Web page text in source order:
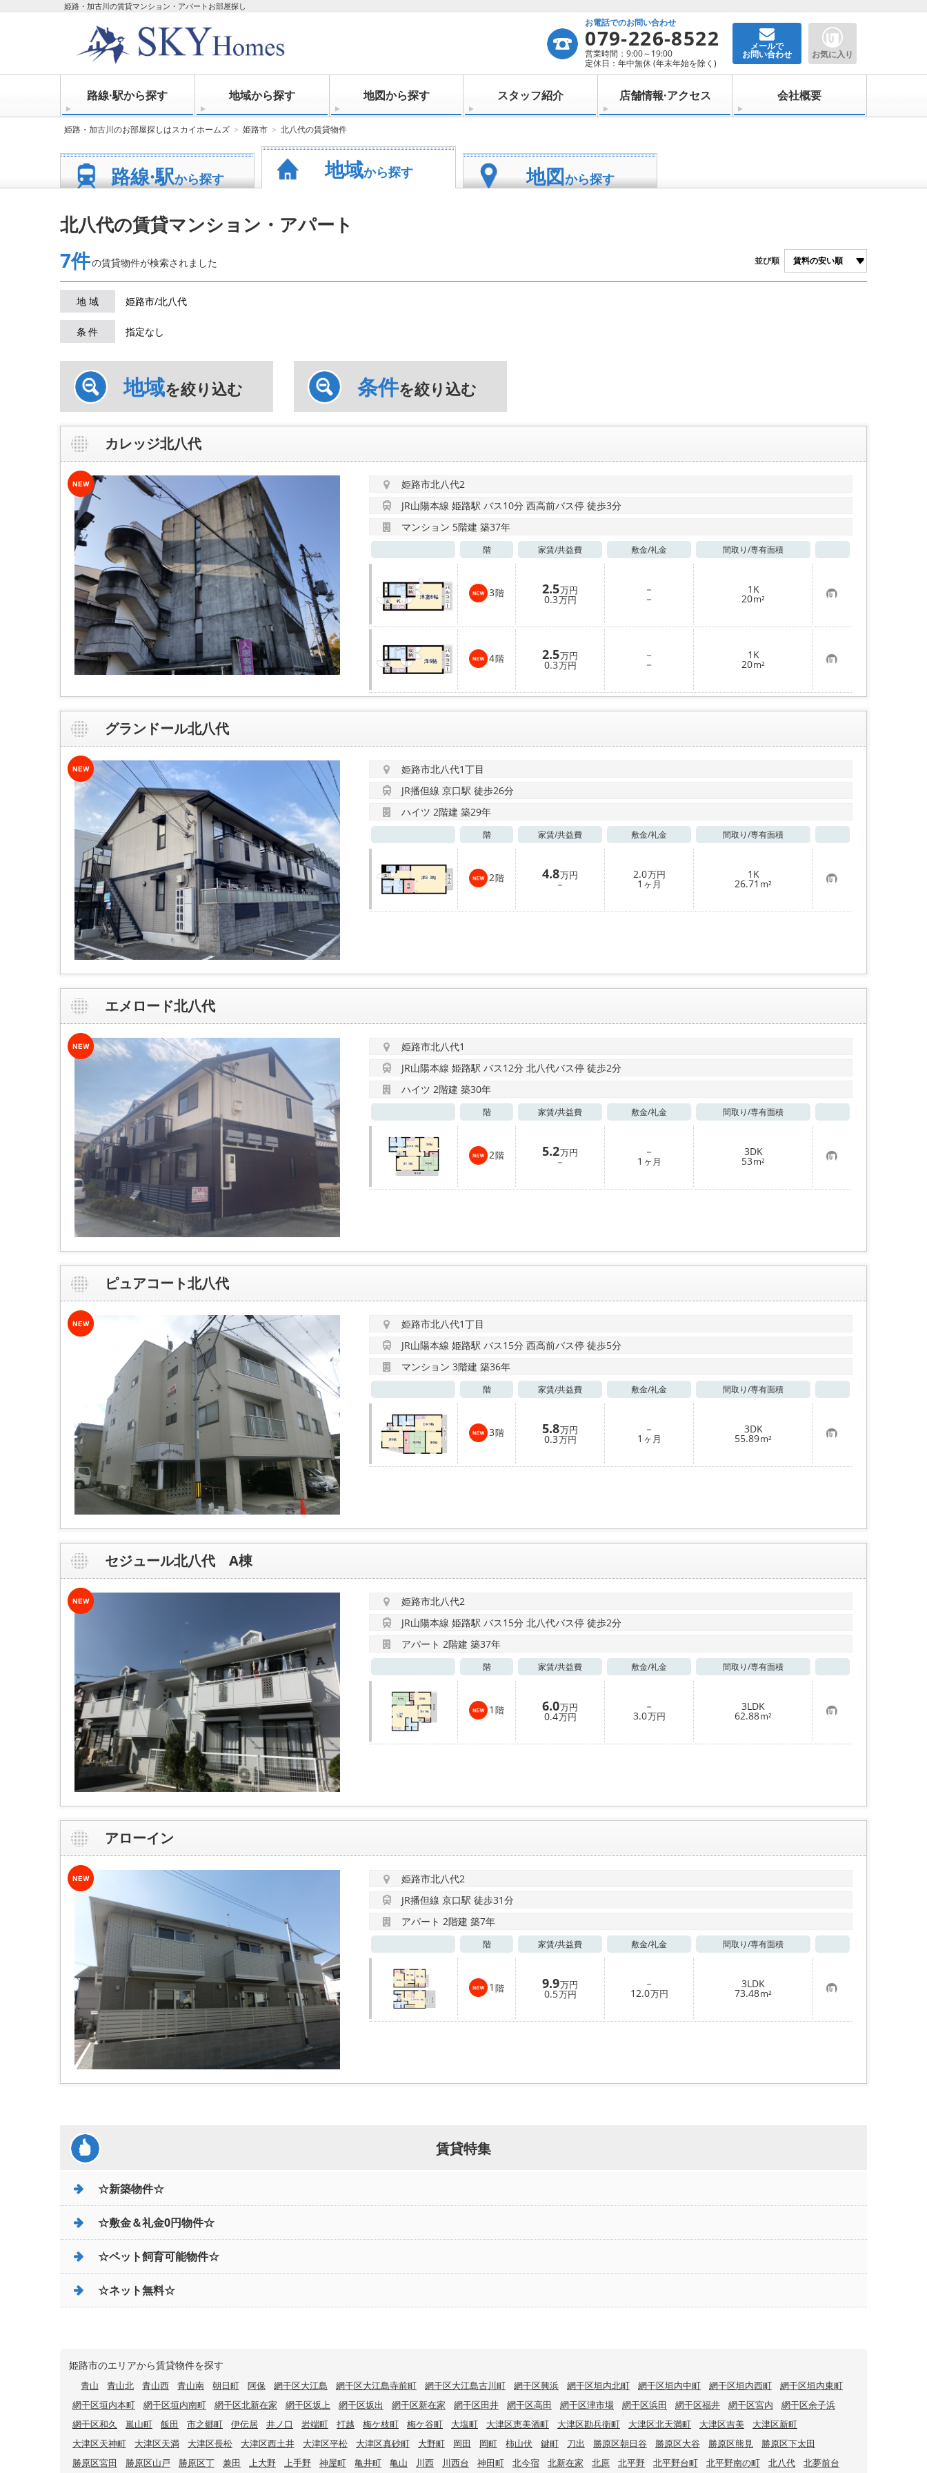
姫路・加古川の賃貸マンション・アパートお部屋探し
お電話でのお問い合わせ
079-226-8522
営業時間：9:00～19:00
定休日：年中無休 (年末年始を除く)
メールで
お問い合わせ お気に入り
路線·駅から探す 地域から探す 地図から探す スタッフ紹介 店舗情報·アクセス 会社概要
姫路・加古川のお部屋探しはスカイホームズ 姫路市 北八代の賃貸物件
路線·駅から探す 地域から探す 地図から探す
北八代の賃貸マンション・アパート
7件の賃貸物件が検索されました 並び順
地 域 姫路市/北八代
条 件 指定なし
地域を絞り込む 条件を絞り込む
カレッジ北八代
姫路市北八代2
JR山陽本線 姫路駅 バス10分 西高前バス停 徒歩3分
マンション 5階建 築37年
階 家賃/共益費 敷金/礼金 間取り/専有面積
3階 2.5万円
0.3万円
－
－
1K
20m² お
気
に
入
り
登
録
4階 2.5万円
0.3万円
－
－
1K
20m² お
気
に
入
登
グランドール北八代
姫路市北八代1丁目
JR播但線 京口駅 徒歩26分
ハイツ 2階建 築29年
階 家賃/共益費 敷金/礼金 間取り/専有面積
2階 4.8万円
－
2.0万円
1 ヶ月
1K
26.71 m² お
気
に
入
エメロード北八代
姫路市北八代1
JR山陽本線 姫路駅 バス12分 北八代バス停 徒歩2分
ハイツ 2階建 築30年
階 家賃/共益費 敷金/礼金 間取り/専有面積
2階 5.2万円
－
－
1 ヶ月
3DK
53m² お
気
に
入
ピュアコート北八代
姫路市北八代1丁目
JR山陽本線 姫路駅 バス15分 西高前バス停 徒歩5分
マンション 3階建 築36年
階 家賃/共益費 敷金/礼金 間取り/専有面積
3階 5.8万円
0.3万円
－
1 ヶ月
3DK
55.89m² お
気
に
入
セジュール北八代 A棟
姫路市北八代2
JR山陽本線 姫路駅 バス15分 北八代バス停 徒歩2分
アパート 2階建 築37年
階 家賃/共益費 敷金/礼金 間取り/専有面積
1 階 6.0万円
0.4万円
－
3.0万円
3LDK
62.88m² お
気
に
入
アローイン
姫路市北八代2
JR播但線 京口駅 徒歩31分
アパート 2階建 築7年
階 家賃/共益費 敷金/礼金 間取り/専有面積
1 階 9.9万円
0.5万円
－
12.0万円
3LDK
73.48m² お
気
に
入
賃貸特集
☆新築物件☆
☆敷金＆礼金0円物件☆
☆ペット飼育可能物件☆
☆ネット無料☆
姫路市のエリアから賃貸物件を探す
青山 青山北 青山西 青山南 朝日町 阿保 網干区大江島 網干区大江島寺前町 網干区大江島古川町 網干区興浜 網干区垣内北町 網干区垣内中町 網干区垣内西町
網干区垣内東町
網干区垣内本町
網干区垣内南町 網干区北新在家 網干区坂上 網干区坂出 網干区新在家 網干区田井 網干区高田 網干区津市場 網干区浜田 網干区福井 網干区宮内
網干区余子浜
網干区和久
嵐山町 飯田 市之郷町 伊伝居 井ノ口 岩端町 打越 梅ケ枝町 梅ケ谷町 大塩町 大津区恵美酒町 大津区勘兵衛町 大津区北天満町 大津区吉美
大津区新町
大津区天神町
大津区天満 大津区長松 大津区西土井 大津区平松 大津区真砂町 大野町 岡田 岡町 柿山伏 鍵町 刀出 勝原区朝日谷 勝原区大谷 勝原区熊見
勝原区下太田
勝原区宮田
勝原区山戸 勝原区丁 兼田 上大野 上手野 神屋町 亀井町 亀山 川西 川西台 神田町 北今宿 北新在家 北原 北平野 北平野台町 北平野南の町 北八代 北夢前台